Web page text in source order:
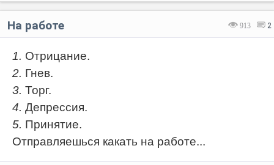
913 2
На работе
1. Отрицание.
2. Гнев.
3. Торг.
4. Депрессия.
5. Принятие.
Отправляешься какать на работе...